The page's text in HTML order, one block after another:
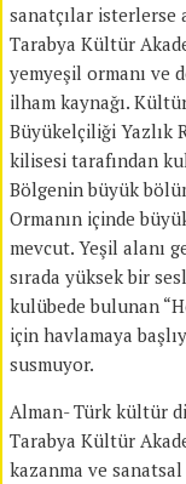
sanatçılar
Tarabya Kültür
yemyeşil ormanı ve
ilham kaynağı.
Büyükelçiliği Yazlık
kilisesi tarafından
Bölgenin büyük
Ormanın içinde
mevcut. Yeşil alanı
sırada yüksek bir
kulübede bulunan
için havlamaya
susmuyor.
Alman- Türk kültür
Tarabya Kültür
kazanma ve